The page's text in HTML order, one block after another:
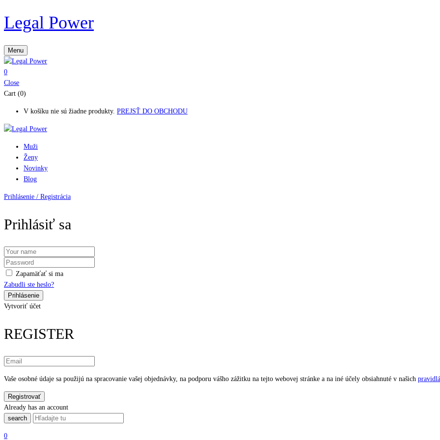
Legal Power
Menu
0
Close
Cart (0)
V košíku nie sú žiadne produkty. PREJSŤ DO OBCHODU
Muži
Ženy
Novinky
Blog
Prihlásenie / Registrácia
Prihlásiť sa
Zapamäťať si ma
Zabudli ste heslo?
Vytvoriť účet
REGISTER
Vaše osobné údaje sa použijú na spracovanie vašej objednávky, na podporu vášho zážitku na tejto webovej stránke a na iné účely obsiahnuté v našich
Already has an account
search
0